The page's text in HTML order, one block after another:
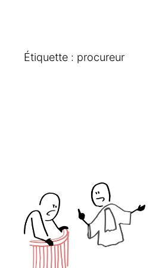
Étiquette : procureur